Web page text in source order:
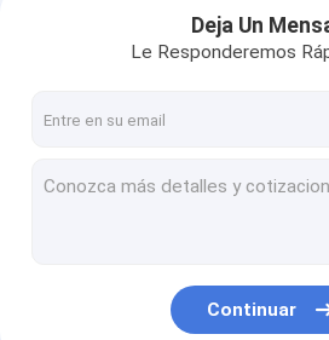
Se trata de una serie de medidas
SIEMENS SIMATIC S7-1200
Se trata de un proyecto de
Deja Un
Le Responderemos
Continuar